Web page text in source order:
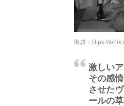
出典： https://
激しい
その感
させた
ールの